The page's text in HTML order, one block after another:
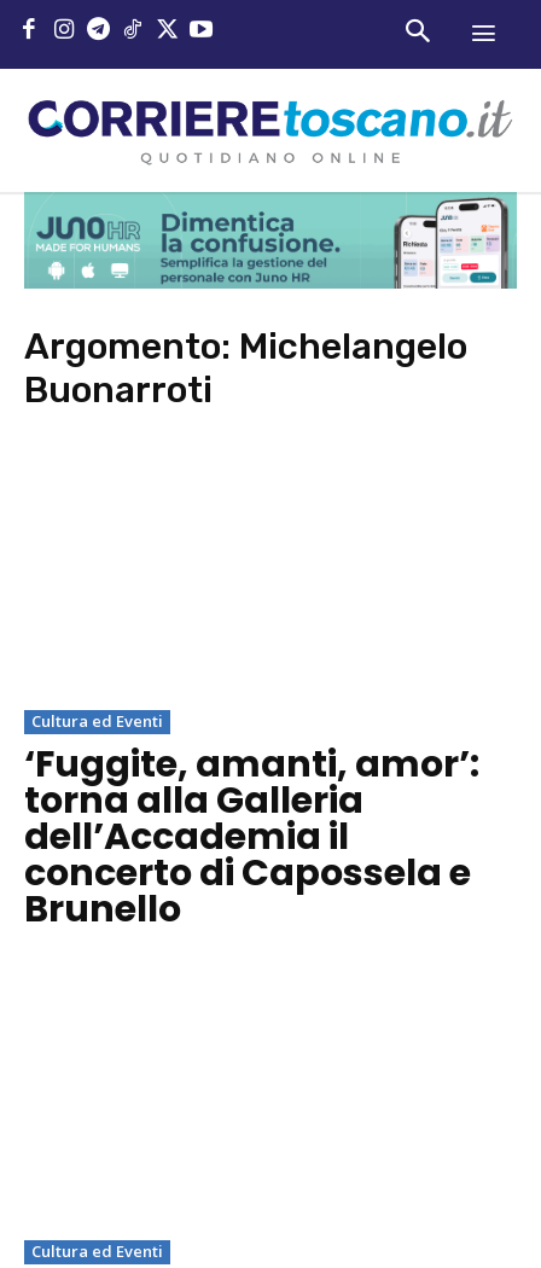
Argomento: Michelangelo
Buonarroti
Cultura ed Eventi
‘Fuggite, amanti, amor’:
torna alla Galleria
dell’Accademia il
concerto di Capossela e
Brunello
Cultura ed Eventi